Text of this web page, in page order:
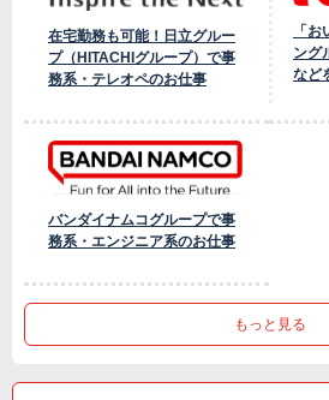
在宅勤務も可能！日立グルー
プ（HITACHIグループ）で事
務系・テレオペのお仕事
「
ング
など
バンダイナムコグループで事
務系・エンジニア系のお仕事
もっと見る